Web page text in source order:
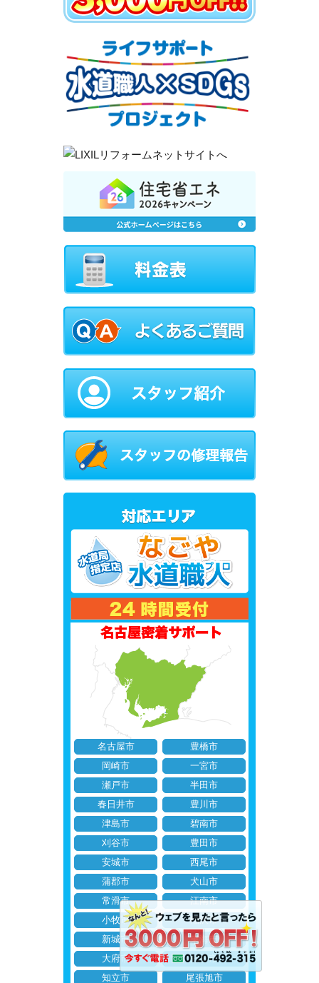
名古屋市
豊橋市
岡崎市
一宮市
瀬戸市
半田市
春日井市
豊川市
津島市
碧南市
刈谷市
豊田市
安城市
西尾市
蒲郡市
犬山市
常滑市
江南市
小牧市
稲沢市
新城市
東海市
大府市
知多市
知立市
尾張旭市